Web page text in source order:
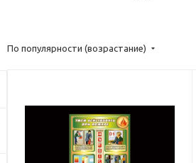
По популярности (возрастание)